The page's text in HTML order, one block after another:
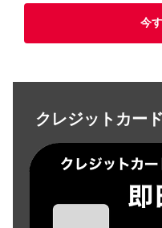
今
クレジットカー